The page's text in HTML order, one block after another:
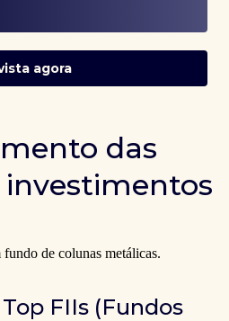
agora
das
investimentos
FIIs (Fundos